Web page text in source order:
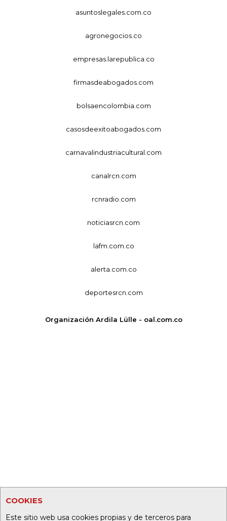
COOKIES
Este sitio web usa cookies propias y de terceros para
asuntoslegales.com.co
agronegocios.co
empresas.larepublica.co
firmasdeabogados.com
bolsaencolombia.com
casosdeexitoabogados.com
carnavalindustriacultural.com
canalrcn.com
rcnradio.com
noticiasrcn.com
lafm.com.co
alerta.com.co
deportesrcn.com
Organización Ardila Lülle - oal.com.co